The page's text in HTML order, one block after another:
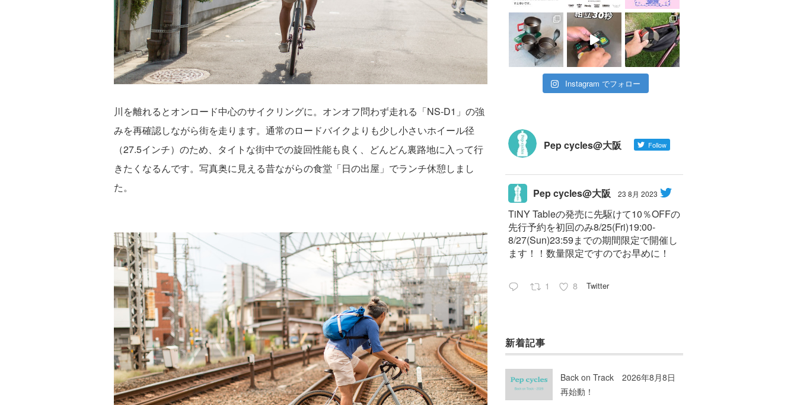
川を離れるとオンロード中心のサイクリングに。オンオフ問わず走れる「NS-D1」の強
みを再確認しながら街を走ります。通常のロードバイクよりも少し小さいホイール径
（27.5インチ）のため、タイトな街中での旋回性能も良く、どんどん裏路地に入って行
きたくなるんです。写真奥に見える昔ながらの食堂「日の出屋」でランチ休憩しまし
た。
Instagram でフォロー
Pep cycles@大阪 Follow
Pep cycles@大阪 23 8月 2023
TiNY Tableの発売に先駆けて10％OFFの
先行予約を初回のみ8/25(Fri)19:00-
8/27(Sun)23:59までの期間限定で開催し
ます！！数量限定ですのでお早めに！
1 8 Twitter
今週はお知らせがいっぱいあるのでチェ
ックしてて下さいね！
10 Twitter
新着記事
Back on Track 2026年8月8日
再始動！